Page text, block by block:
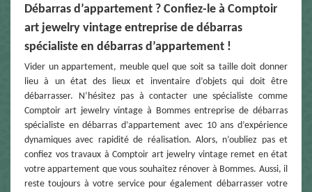
Débarras d’appartement ? Confiez-le à Comptoir
art jewelry vintage entreprise de débarras
spécialiste en débarras d’appartement !
Vider un appartement, meuble quel que soit sa taille doit donner
lieu à un état des lieux et inventaire d’objets qui doit être
débarrasser. N’hésitez pas à contacter une spécialiste comme
Comptoir art jewelry vintage à Bommes entreprise de débarras
spécialiste en débarras d’appartement avec 10 ans d’expérience
dynamiques avec rapidité de réalisation. Alors, n’oubliez pas et
confiez vos travaux à Comptoir art jewelry vintage remet en état
votre appartement que vous souhaitez rénover à Bommes. Aussi, il
reste toujours à votre service pour également débarrasser votre